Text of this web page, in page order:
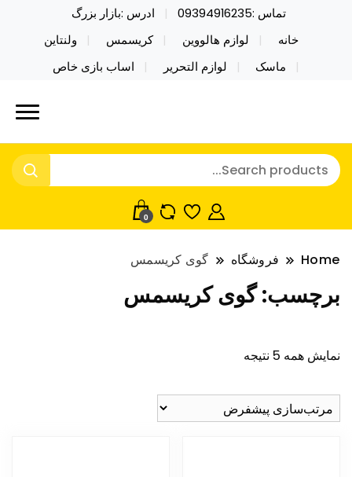
تماس :09394916235
ادرس :بازار بزرگ
خانه
لوازم هالووین کریسمس
ولنتاین
ماسک
لوازم التحریر اساب بازی خاص
نایکر توی فروش عمده لوازم هالووین
ولن تاین کادویی کریسمس اکسسوری
خرید محصولات خاص فیجت اسباب بازی تراول ماگ نایکر
توی فروش عمده لوازم هالووین ولن تاین کادویی
کریسمس اکسسوری ماسک در واردات مستقیم
0
Home فروشگاه گوی کریسمس
برچسب:گوی کریسمس
نمایش همه 5 نتیجه